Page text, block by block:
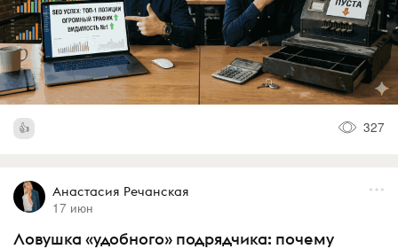
327
Анастасия Речанская
17 июн
Ловушка «удобного» подрядчика: почему